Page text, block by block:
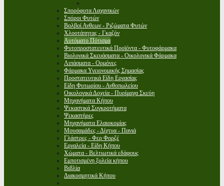
Σπορόφυτα Λαχανικών
Σπόροι Φυτών
Βολβοί Ανθεων - Ριζώματα Φυτών
Χλοοτάπητας - Γκαζόν
Αυτόματο Πότισμα
Φυτοπροστατευτικά Προϊόντα - Φυτοφάρμακα
Βιολογικά Σκευάσματα - Οικολογικά Φάρμακα
Λιπάσματα - Ορμόνες
Φάρμακα Υγειονομικής Σημασίας
Προστατευτικά Είδη Εργασίας
Είδη Φυτωρίου - Ανθοπωλείου
Οικολογικά Δοχεία - Πυρίμαχα Σκεύη
Μηχανήματα Κήπου
Ψεκαστικά Συγκροτήματα
Ψεκαστήρες
Μηχανήματα Ελαιοκομίας
Μουσαμάδες - Δίχτυα - Πανιά
Γλάστρες - Φερ Φορζέ
Εργαλεία - Είδη Κήπου
Χώματα - Βελτιωτικά εδάφους
Εμποτισμένη ξυλεία κήπου
Βιβλία
Διακοσμητικά Κήπου